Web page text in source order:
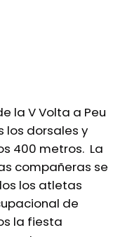
la V Volta a Peu
los dorsales y
400 metros. La
compañeras se
los atletas
de
la fiesta